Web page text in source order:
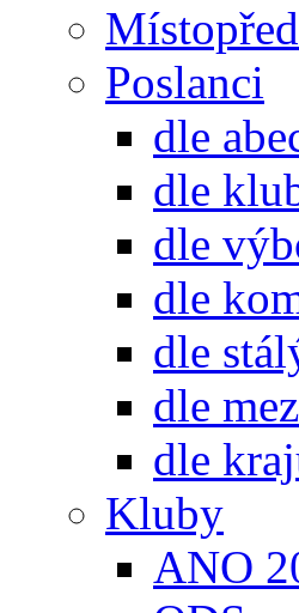
Poslanci
dle
dle
dle
dle
dle
dle
dle
Kluby
ANO